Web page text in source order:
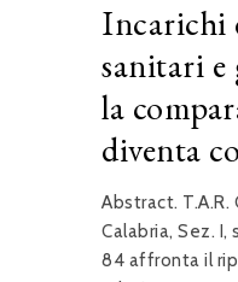
Incarichi
sanitari e
la
diventa
Abstract. T.A.R.
Calabria, Sez.
84 affronta il